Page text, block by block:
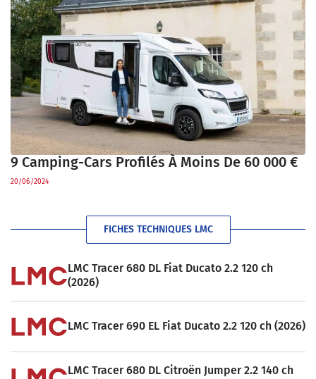
9 Camping-Cars Profilés À Moins De 60 000 €
20/06/2024
FICHES TECHNIQUES LMC
LMC Tracer 680 DL Fiat Ducato 2.2 120 ch
(2026)
LMC Tracer 690 EL Fiat Ducato 2.2 120 ch (2026)
LMC Tracer 680 DL Citroën Jumper 2.2 140 ch